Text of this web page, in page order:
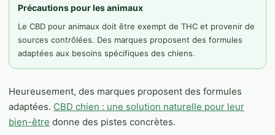
Précautions pour les animaux
Le CBD pour animaux doit être exempt de THC et provenir de
sources contrôlées. Des marques proposent des formules
adaptées aux besoins spécifiques des chiens.
Heureusement, des marques proposent des formules
adaptées. CBD chien : une solution naturelle pour leur
bien-être donne des pistes concrètes.